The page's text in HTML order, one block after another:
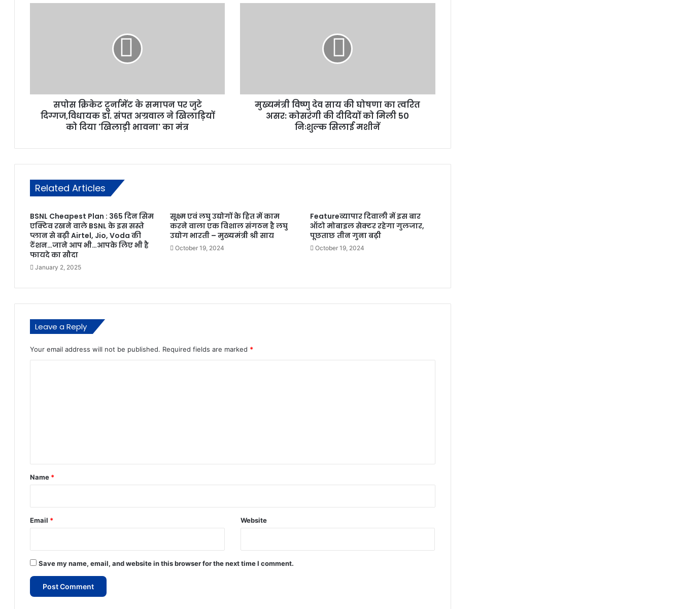
सपोस क्रिकेट टूर्नामेंट के समापन पर जुटे
दिग्गज,विधायक डॉ. संपत अग्रवाल ने खिलाड़ियों
को दिया 'खिलाड़ी भावना' का मंत्र
मुख्यमंत्री विष्णु देव साय की घोषणा का त्वरित
असर: कोसरंगी की दीदियों को मिली 50
निःशुल्क सिलाई मशीनें
Related Articles
BSNL Cheapest Plan : 365 दिन सिम
एक्टिव रखने वाले BSNL के इस सस्ते
प्लान से बढ़ी Airtel, Jio, Voda की
टेंशन…जाने आप भी…आपके लिए भी है
फायदे का सौदा
January 2, 2025
सूक्ष्म एवं लघु उद्योगों के हित में काम
करने वाला एक विशाल संगठन है लघु
उद्योग भारती – मुख्यमंत्री श्री साय
October 19, 2024
Featureव्यापार दिवाली में इस बार
ऑटो मोबाइल सेक्टर रहेगा गुलजार,
पूछताछ तीन गुना बढ़ी
October 19, 2024
Leave a Reply
Your email address will not be published. Required fields are marked *
*
Name *
Email * Website
Save my name, email, and website in this browser for the next time I comment.